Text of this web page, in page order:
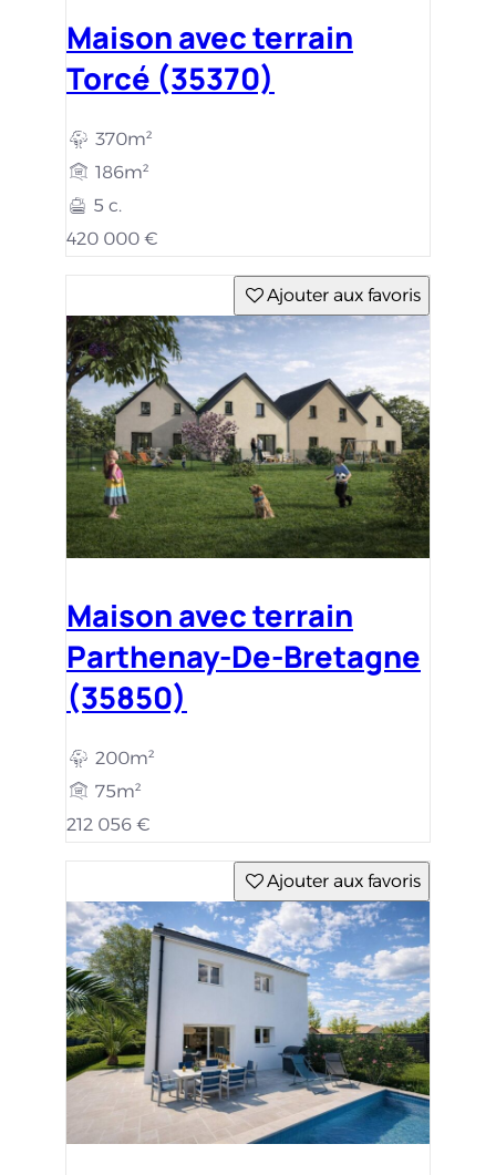
Maison avec terrain
Torcé (35370)
370m²
186m²
5 c.
420 000 €
Ajouter aux favoris
Maison avec terrain
Parthenay-De-Bretagne
(35850)
200m²
75m²
212 056 €
Ajouter aux favoris